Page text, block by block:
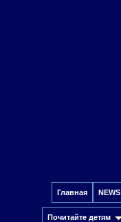
Главная NEWS
Почитайте детям